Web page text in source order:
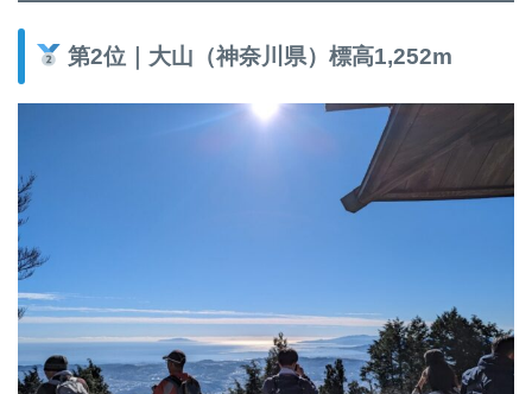
第2位｜大山（神奈川県）標高1,252m